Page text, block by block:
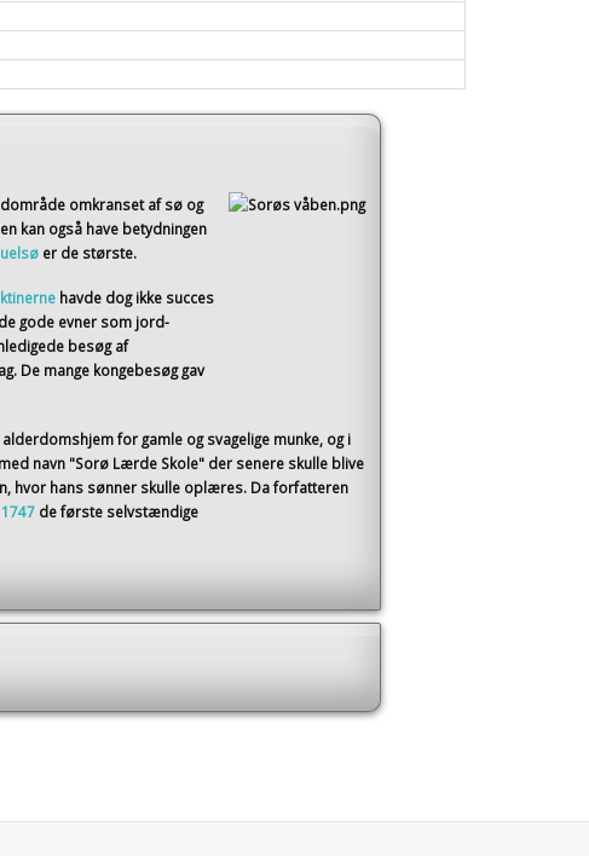
omkranset af sø og
kan også have betydningen
er de største.
havde dog ikke succes
gode evner som jord-
besøg af
De mange kongebesøg gav
for gamle og svagelige munke, og i
navn "Sorø Lærde Skole" der senere skulle blive
hvor hans sønner skulle oplæres. Da forfatteren
1747 de første selvstændige